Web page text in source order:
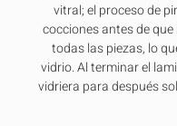
vitral; el proceso de
cocciones antes de
todas las piezas, lo
vidrio. Al terminar el
vidriera para después